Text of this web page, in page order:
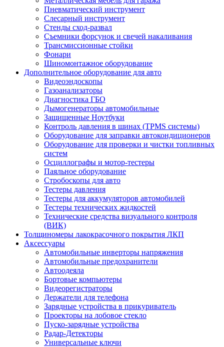
Пневматический инструмент
Слесарный инструмент
Стенды сход-развал
Съемники форсунок и свечей накаливания
Трансмиссионные стойки
Фонари
Шиномонтажное оборудование
Дополнительное оборудование для авто
Видеоэндоскопы
Газоанализаторы
Диагностика ГБО
Дымогенераторы автомобильные
Защищенные Ноутбуки
Контроль давления в шинах (TPMS системы)
Оборудование для заправки автокондиционеров
Оборудование для проверки и чистки топливных
систем
Осциллографы и мотор-тестеры
Паяльное оборудование
Стробоскопы для авто
Тестеры давления
Тестеры для аккумуляторов автомобилей
Тестеры технических жидкостей
Технические средства визуального контроля
(ВИК)
Толщиномеры лакокрасочного покрытия ЛКП
Аксессуары
Автомобильные инверторы напряжения
Автомобильные предохранители
Автоодеяла
Бортовые компьютеры
Видеорегистраторы
Держатели для телефона
Зарядные устройства в прикуриватель
Проекторы на лобовое стекло
Пуско-зарядные устройства
Радар-Детекторы
Универсальные ключи